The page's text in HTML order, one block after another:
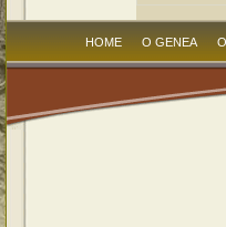
HOME O GENEA